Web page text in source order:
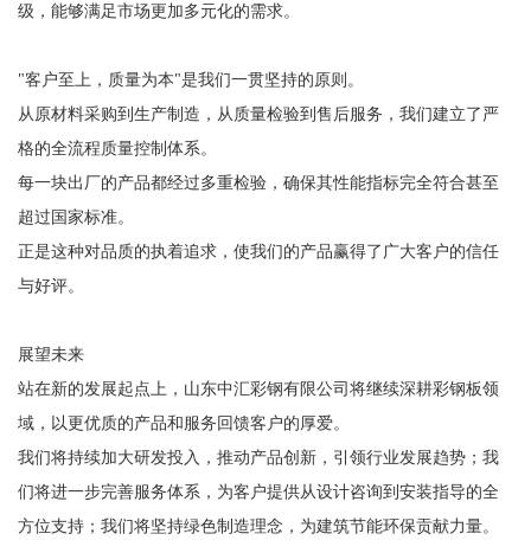
级，能够满足市场更加多元化的需求。
"客户至上，质量为本"是我们一贯坚持的原则。
从原材料采购到生产制造，从质量检验到售后服务，我们建立了严
格的全流程质量控制体系。
每一块出厂的产品都经过多重检验，确保其性能指标完全符合甚至
超过国家标准。
正是这种对品质的执着追求，使我们的产品赢得了广大客户的信任
与好评。
展望未来
站在新的发展起点上，山东中汇彩钢有限公司将继续深耕彩钢板领
域，以更优质的产品和服务回馈客户的厚爱。
我们将持续加大研发投入，推动产品创新，引领行业发展趋势；我
们将进一步完善服务体系，为客户提供从设计咨询到安装指导的全
方位支持；我们将坚持绿色制造理念，为建筑节能环保贡献力量。